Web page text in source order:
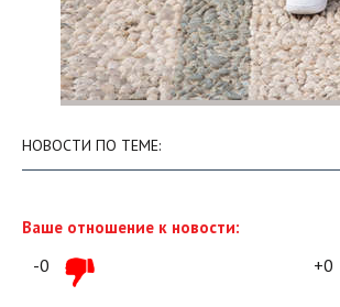
НОВОСТИ ПО ТЕМЕ:
Ваше отношение к новости:
-0 +0